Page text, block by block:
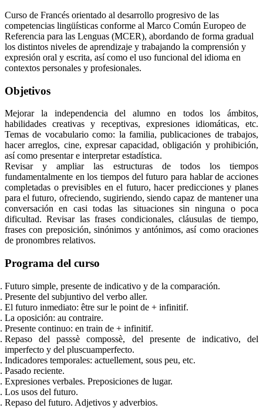
Curso de Francés orientado al desarrollo progresivo de las
competencias lingüísticas conforme al Marco Común Europeo de
Referencia para las Lenguas (MCER), abordando de forma gradual
los distintos niveles de aprendizaje y trabajando la comprensión y
expresión oral y escrita, así como el uso funcional del idioma en
contextos personales y profesionales.
Objetivos
Mejorar la independencia del alumno en todos los ámbitos,
habilidades creativas y receptivas, expresiones idiomáticas, etc.
Temas de vocabulario como: la familia, publicaciones de trabajos,
hacer arreglos, cine, expresar capacidad, obligación y prohibición,
así como presentar e interpretar estadística.
Revisar y ampliar las estructuras de todos los tiempos
fundamentalmente en los tiempos del futuro para hablar de acciones
completadas o previsibles en el futuro, hacer predicciones y planes
para el futuro, ofreciendo, sugiriendo, siendo capaz de mantener una
conversación en casi todas las situaciones sin ninguna o poca
dificultad. Revisar las frases condicionales, cláusulas de tiempo,
frases con preposición, sinónimos y antónimos, así como oraciones
de pronombres relativos.
Programa del curso
Futuro simple, presente de indicativo y de la comparación.
Presente del subjuntivo del verbo aller.
El futuro inmediato: être sur le point de + infinitif.
La oposición: au contraire.
Presente continuo: en train de + infinitif.
Repaso del passsè compossè, del presente de indicativo, del
imperfecto y del pluscuamperfecto.
Indicadores temporales: actuellement, sous peu, etc.
Pasado reciente.
Expresiones verbales. Preposiciones de lugar.
Los usos del futuro.
Repaso del futuro. Adjetivos y adverbios.